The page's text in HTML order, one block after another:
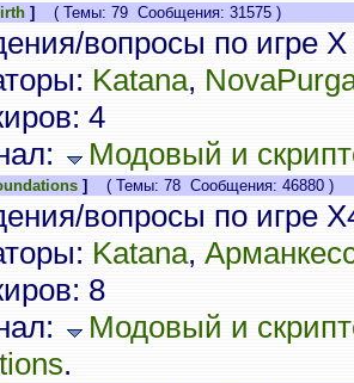
] ( Темы: 79 Сообщения: 31575 )
вопросы по игре
Katana,
4
Модовый и
] ( Темы: 78 Сообщения: 46880 )
вопросы по игре
Katana,
8
Модовый и
.